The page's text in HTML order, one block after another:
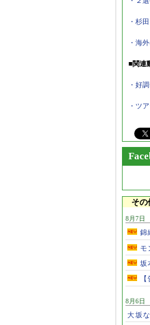
・杉
・海
■関連
・好
・ツ
その
8月7日
錦
モ
坂
8月6日
大坂